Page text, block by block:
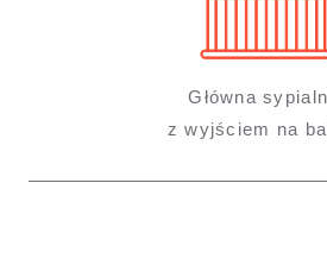
Główna
z wyjściem na